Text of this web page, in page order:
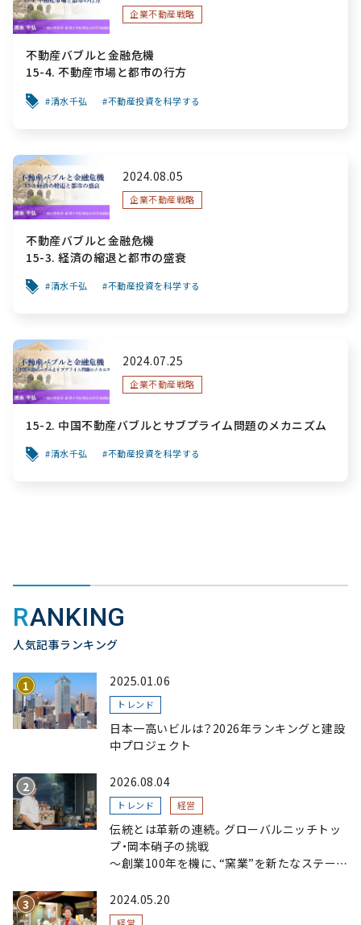
企業不動産戦略
不動産バブルと金融危機
15-4. 不動産市場と都市の行方
清水千弘 不動産投資を科学する
2024.08.05
企業不動産戦略
不動産バブルと金融危機
15-3. 経済の縮退と都市の盛衰
清水千弘 不動産投資を科学する
2024.07.25
企業不動産戦略
15-2. 中国不動産バブルとサブプライム問題のメカニズム
清水千弘 不動産投資を科学する
RANKING
人気記事ランキング
2025.01.06
トレンド
日本一高いビルは？2026年ランキングと建設
中プロジェクト
2026.08.04
トレンド 経営
伝統とは革新の連続。グローバルニッチトッ
プ・岡本硝子の挑戦
～創業100年を機に、“窯業”を新たなステージ
略～
2024.05.20